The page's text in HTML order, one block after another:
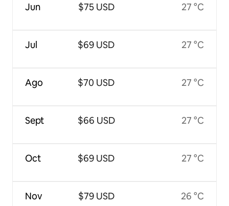
Jun
Jul
Ago
Sept
Oct
Nov
$75 USD
$69 USD
$70 USD
$66 USD
$69 USD
$79 USD
27 °C
27 °C
27 °C
27 °C
27 °C
26 °C